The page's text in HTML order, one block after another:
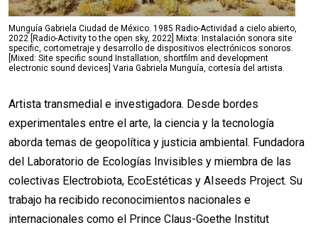
Munguía Gabriela Ciudad de México. 1985 Radio-Actividad a cielo abierto,
2022 [Radio-Activity to the open sky, 2022] Mixta: Instalación sonora site
specific, cortometraje y desarrollo de dispositivos electrónicos sonoros.
[Mixed: Site specific sound Installation, shortfilm and development
electronic sound devices] Varia Gabriela Munguía, cortesía del artista.
Artista transmedial e investigadora. Desde bordes
experimentales entre el arte, la ciencia y la tecnología
aborda temas de geopolítica y justicia ambiental. Fundadora
del Laboratorio de Ecologías Invisibles y miembra de las
colectivas Electrobiota, EcoEstéticas y AIseeds Project. Su
trabajo ha recibido reconocimientos nacionales e
internacionales como el Prince Claus-Goethe Institut